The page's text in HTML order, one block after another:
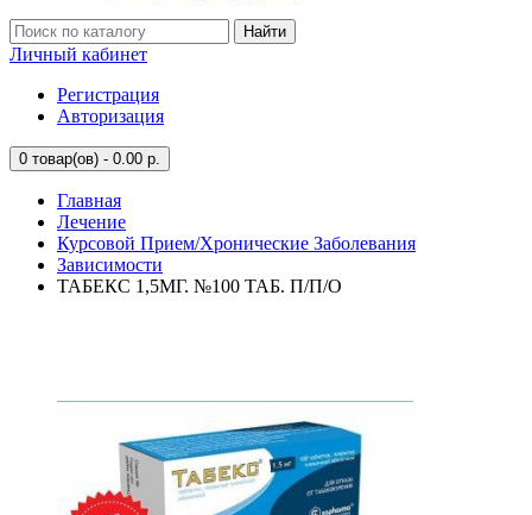
Найти
Личный кабинет
Регистрация
Авторизация
0 товар(ов) - 0.00 р.
Главная
Лечение
Курсовой Прием/Хронические Заболевания
Зависимости
ТАБЕКС 1,5МГ. №100 ТАБ. П/П/О